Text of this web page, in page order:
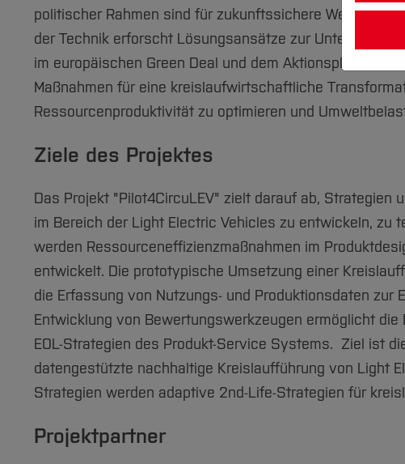
politischer Rahmen sind für zukunftssichere
der Technik erforscht Lösungsansätze zur
im europäischen Green Deal und dem Aktionsplan für
Maßnahmen für eine kreislaufwirtschaftliche
Ressourcenproduktivität zu optimieren und
Ziele des Projektes
Das Projekt "Pilot4CircuLEV" zielt darauf ab,
im Bereich der Light Electric Vehicles zu entwickeln, zu
werden Ressourceneffizienzmaßnahmen im
entwickelt. Die prototypische Umsetzung einer
die Erfassung von Nutzungs- und Produktionsdaten zur
Entwicklung von Bewertungswerkzeugen ermöglicht
EOL-Strategien des Produkt-Service Systems. Ziel ist
datengestützte nachhaltige Kreislaufführung von Light
Strategien werden adaptive 2nd-Life-Strategien für
Projektpartner